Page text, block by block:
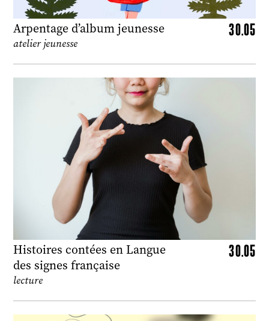
Arpentage d’album jeunesse 30.05
atelier jeunesse
Histoires contées en Langue
des signes française
30.05
lecture